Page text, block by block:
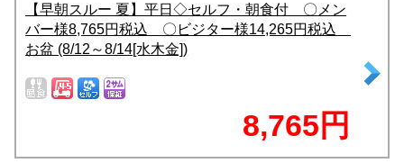
【早朝スルー 夏】平日◇セルフ・朝食付 〇メン
バー様8,765円税込 〇ビジター様14,265円税込
お盆 (8/12～8/14[水木金])
8,765円